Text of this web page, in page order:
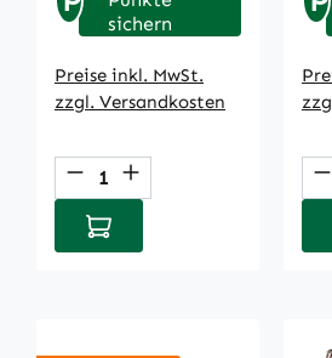
sichern
Preise inkl. MwSt.
zzgl. Versandkosten
Produkt Anzahl: Gib
In den Warenkorb